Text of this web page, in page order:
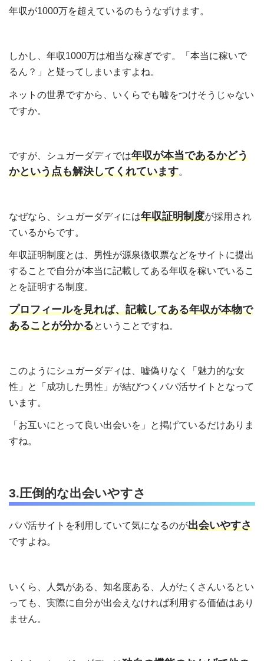
年収が1000万を超えているのもうなずけます。
しかし、年収1000万は相当な稼ぎです。「本当に稼いで
るん？」と疑ってしまいますよね。
ネットの世界ですから、いくらでも嘘をつけそうじゃない
ですか。
ですが、シュガーダディでは年収が本当であるかどう
かという点も解決してくれています。
なぜなら、シュガーダディには年収証明制度が採用され
ているからです。
年収証明制度とは、男性が源泉徴収票などをサイトに提出
することで自分が本当に記載してある年収を稼いでいるこ
とを証明する制度。
プロフィールを見れば、記載してある年収が本物で
あることが分かるということですね。
このようにシュガーダディは、嘘偽りなく「魅力的な女
性」と「成功した男性」が結びつくパパ活サイトとなって
います。
「お互いにとって良い出会いを」と掲げているだけありま
すね。
3.圧倒的な出会いやすさ
パパ活サイトを利用していて気になるのが出会いやすさ
ですよね。
いくら、人気がある、知名度ある、人がたくさんいるとい
っても、実際に自分が出会えなければ利用する価値はあり
ません。